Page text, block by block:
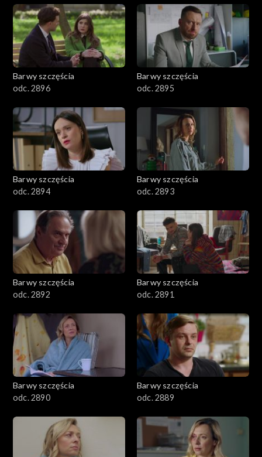
2501–2600
2401–2500
2301–2400
2201–2300
2101–2200
2001–2100
1801–1900
1701–1800
1601–1700
1501–1600
1401–1500
1301–1400
1101–1200
Barwy szczęścia
odc. 2896
Barwy szczęścia
odc. 2895
Barwy szczęścia
odc. 2894
Barwy szczęścia
odc. 2893
Barwy szczęścia
odc. 2892
Barwy szczęścia
odc. 2891
Barwy szczęścia
odc. 2890
Barwy szczęścia
odc. 2889